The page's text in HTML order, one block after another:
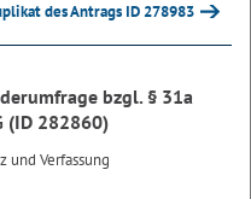
des Antrags ID 278983
bzgl. § 31a
(ID 282860)
und Verfassung